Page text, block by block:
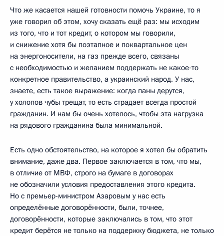
Что же касается нашей готовности помочь Украине, то я
уже говорил об этом, хочу сказать ещё раз: мы исходим
из того, что и тот кредит, о котором мы говорили,
и снижение хотя бы поэтапное и поквартальное цен
на энергоносители, на газ прежде всего, связаны
с необходимостью и желанием поддержать не какое‑то
конкретное правительство, а украинский народ. У нас,
знаете, есть такое выражение: когда паны дерутся,
у холопов чубы трещат, то есть страдает всегда простой
гражданин. И нам бы очень хотелось, чтобы эта нагрузка
на рядового гражданина была минимальной.
Есть одно обстоятельство, на которое я хотел бы обратить
внимание, даже два. Первое заключается в том, что мы,
в отличие от МВФ, строго на бумаге в договорах
не обозначили условия предоставления этого кредита.
Но с премьер-министром Азаровым у нас есть
определённые договорённости, были, точнее,
договорённости, которые заключались в том, что этот
кредит берётся не только на поддержку бюджета, не только